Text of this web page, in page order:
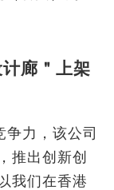
廊＂上架
力，该公司
推出创新创
我们在香港